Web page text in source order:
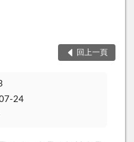
回上一頁
24